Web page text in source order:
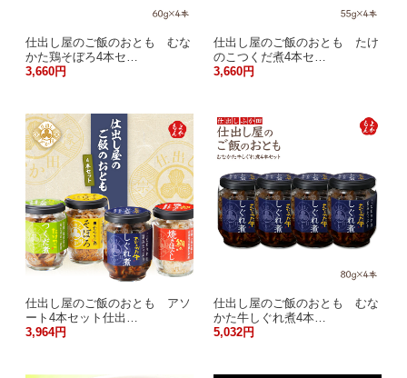
仕出し屋のご飯のおとも むな
かた鶏そぼろ4本セ…
3,660円
仕出し屋のご飯のおとも たけ
のこつくだ煮4本セ…
3,660円
仕出し屋のご飯のおとも アソ
ート4本セット仕出…
3,964円
仕出し屋のご飯のおとも むな
かた牛しぐれ煮4本…
5,032円